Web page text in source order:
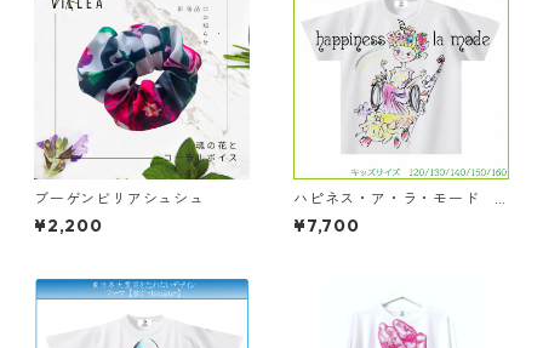
ブーゲンビリアシュシュ
¥2,200
ハピネス・ア・ラ・モード T
シャツ キッズサイズ
¥7,700